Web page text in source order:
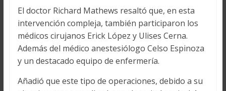
El doctor Richard Mathews resaltó que, en esta
intervención compleja, también participaron los
médicos cirujanos Erick López y Ulises Cerna.
Además del médico anestesiólogo Celso Espinoza
y un destacado equipo de enfermería.
Añadió que este tipo de operaciones, debido a su